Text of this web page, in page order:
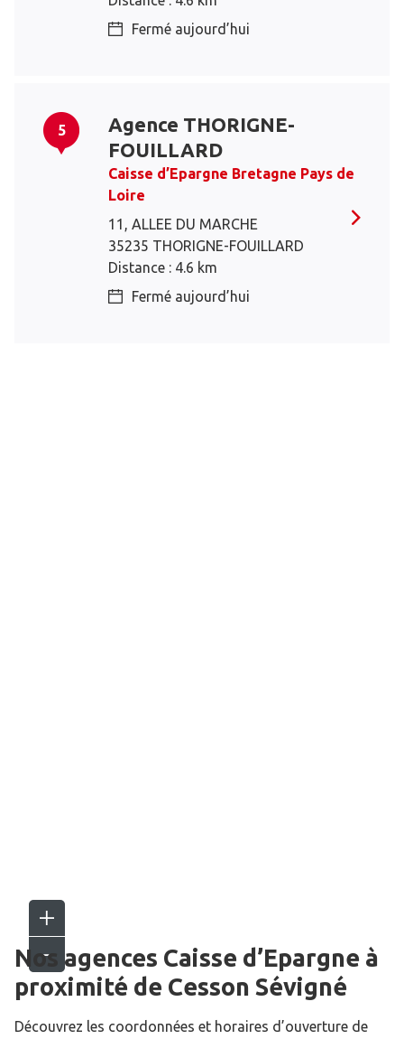
Fermé aujourd’hui
5
Agence THORIGNE-
FOUILLARD
Caisse d’Epargne Bretagne Pays de
Loire
11, ALLEE DU MARCHE
35235 THORIGNE-FOUILLARD
Distance : 4.6 km
Fermé aujourd’hui
Nos agences Caisse d’Epargne à
proximité de Cesson Sévigné
Découvrez les coordonnées et horaires d’ouverture de